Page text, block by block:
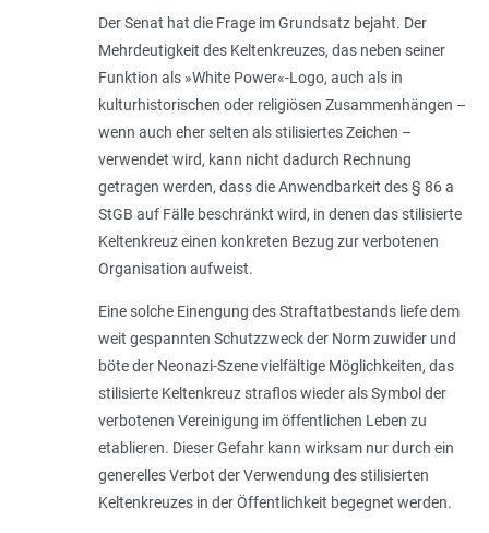
Der Senat hat die Frage im Grundsatz bejaht. Der
Mehrdeutigkeit des Keltenkreuzes, das neben seiner
Funktion als »White Power«-Logo, auch als in
kulturhistorischen oder religiösen Zusammenhängen –
wenn auch eher selten als stilisiertes Zeichen –
verwendet wird, kann nicht dadurch Rechnung
getragen werden, dass die Anwendbarkeit des § 86 a
StGB auf Fälle beschränkt wird, in denen das stilisierte
Keltenkreuz einen konkreten Bezug zur verbotenen
Organisation aufweist.
Eine solche Einengung des Straftatbestands liefe dem
weit gespannten Schutzzweck der Norm zuwider und
böte der Neonazi-Szene vielfältige Möglichkeiten, das
stilisierte Keltenkreuz straflos wieder als Symbol der
verbotenen Vereinigung im öffentlichen Leben zu
etablieren. Dieser Gefahr kann wirksam nur durch ein
generelles Verbot der Verwendung des stilisierten
Keltenkreuzes in der Öffentlichkeit begegnet werden.